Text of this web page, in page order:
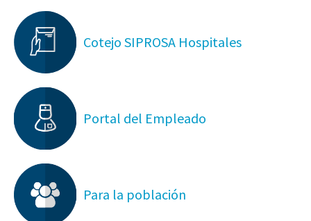
Cotejo SIPROSA Hospitales
Portal del Empleado
Para la población